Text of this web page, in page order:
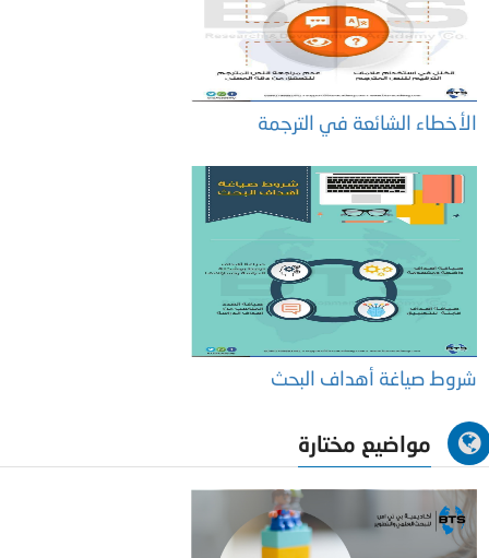
الأخطاء الشائعة في الترجمة
شروط صياغة أهداف البحث
مواضيع مختارة